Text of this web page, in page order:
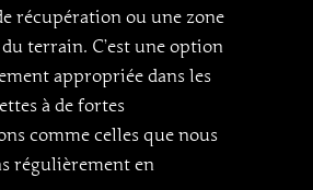
récupération ou une zone
terrain. C’est une option
appropriée dans les
à de fortes
comme celles que nous
régulièrement en